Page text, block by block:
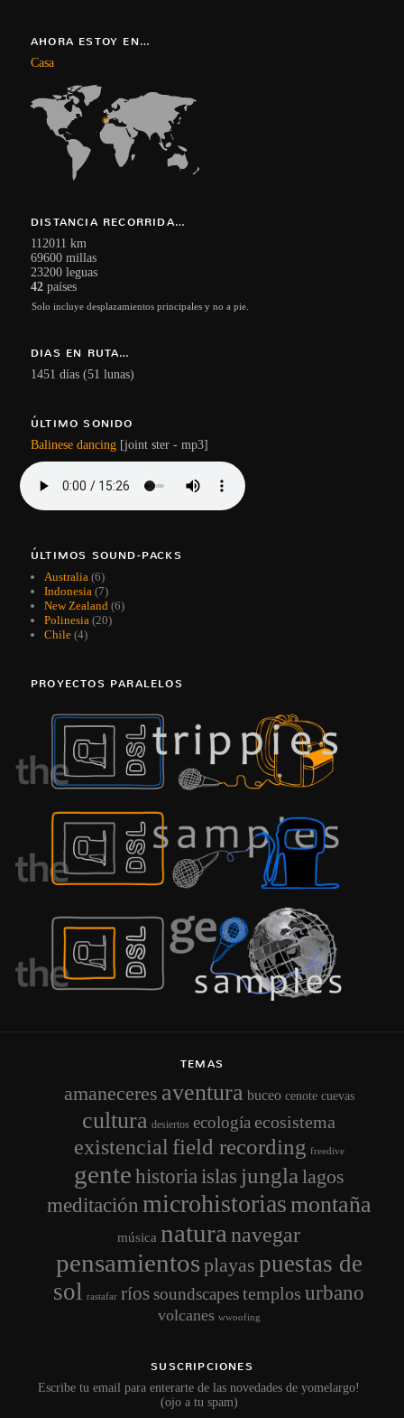
AHORA ESTOY EN…
Casa
DISTANCIA RECORRIDA…
112011 km
69600 millas
23200 leguas
42 países
Solo incluye desplazamientos principales y no a pie.
DIAS EN RUTA…
1451 días (51 lunas)
ÚLTIMO SONIDO
Balinese dancing [joint ster - mp3]
ÚLTIMOS SOUND-PACKS
Australia (6)
Indonesia (7)
New Zealand (6)
Polinesia (20)
Chile (4)
PROYECTOS PARALELOS
TEMAS
amaneceres aventura buceo cenote cuevas
cultura desiertos ecología ecosistema
existencial field recording freedive
gentehistoria islas jungla lagos
meditación microhistoriasmontaña
música natura navegar
pensamientos playas puestas de
sol rastafar ríos soundscapestemplos urbano
volcanes wwoofing
SUSCRIPCIONES
Escribe tu email para enterarte de las novedades de yomelargo!
(ojo a tu spam)